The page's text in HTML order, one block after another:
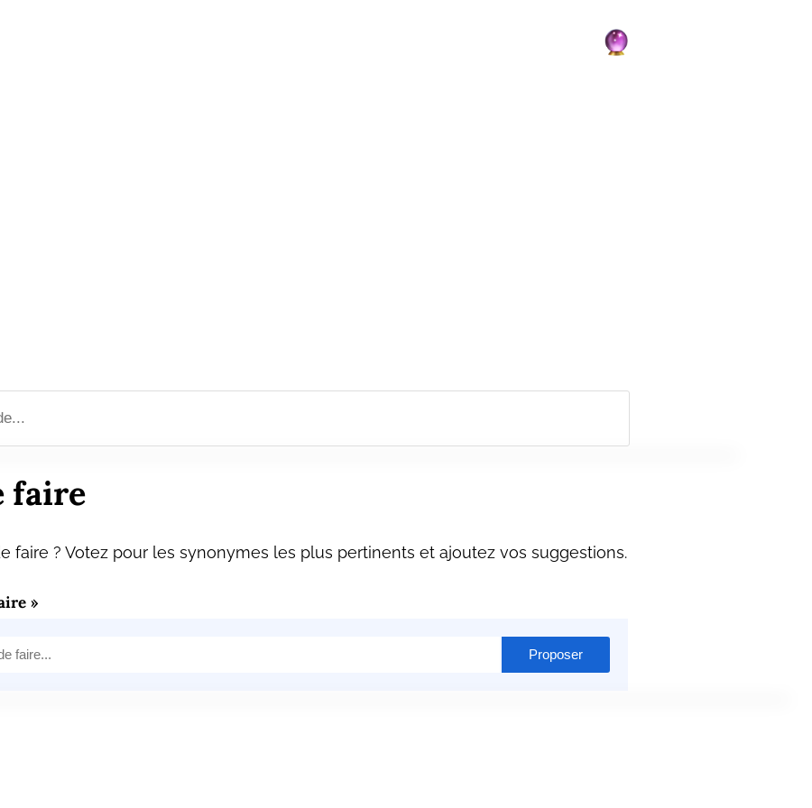
faire
faire ? Votez pour les synonymes les plus pertinents et ajoutez vos suggestions.
»